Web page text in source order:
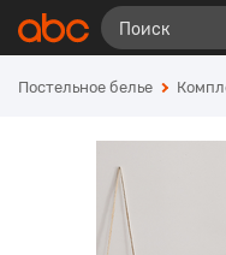
Постельное белье